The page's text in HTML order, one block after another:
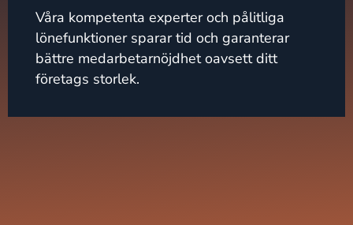
Våra kompetenta experter och pålitliga
lönefunktioner sparar tid och garanterar
bättre medarbetarnöjdhet oavsett ditt
företags storlek.